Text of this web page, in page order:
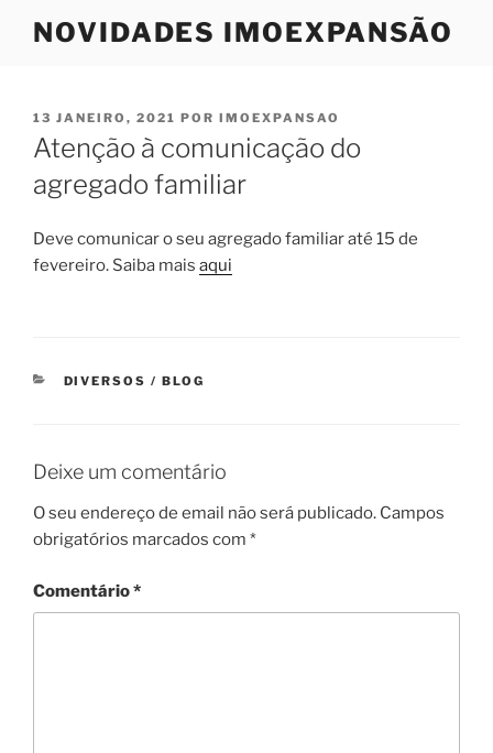
NOVIDADES IMOEXPANSÃO
PUBLICADO
EM
13 JANEIRO, 2021 POR IMOEXPANSAO
Atenção à comunicação do
agregado familiar
Deve comunicar o seu agregado familiar até 15 de
fevereiro. Saiba mais aqui
CATEGORIAS
DIVERSOS / BLOG
Deixe um comentário
O seu endereço de email não será publicado. Campos
obrigatórios marcados com *
Comentário*